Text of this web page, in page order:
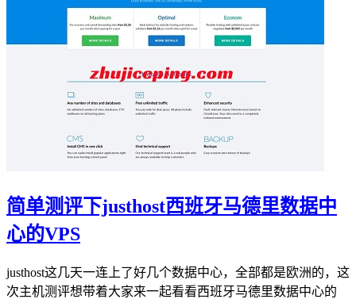
简单测评下justhost西班牙马德里数据中
心的VPS
justhost这几天一连上了好几个数据中心，全部都是欧洲的，这
次主机测评想带着大家来一起看看西班牙马德里数据中心的